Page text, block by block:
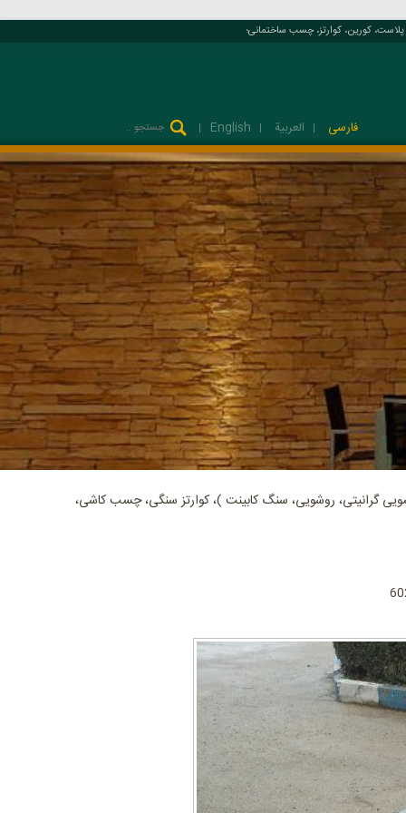
کورین، کوارتز، چسب ساختمانی؛
فارسی العربية English
گرانیتی، روشویی، سنگ کابینت )، کوارتز سنگی، چسب کاشی،